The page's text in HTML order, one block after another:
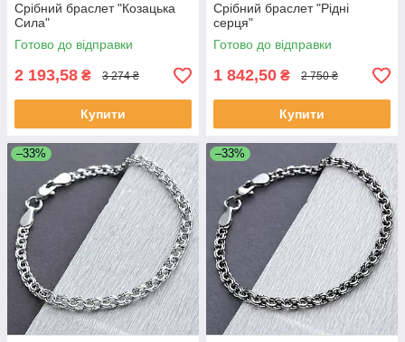
Срібний браслет "Козацька
Сила"
Готово до відправки
2 193,58 ₴ 3 274 ₴
Купити
Срібний браслет "Рідні
серця"
Готово до відправки
1 842,50 ₴ 2 750 ₴
Купити
–33% –33%